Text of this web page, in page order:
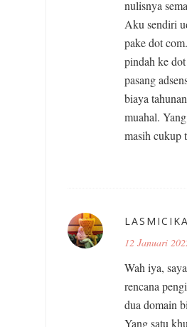
nulisnya
Aku sendiri
pake dot
pindah ke
pasang
biaya
muahal.
masih cukup
LASMICIKA
12 Januari
Wah iya,
rencana
dua domain
Yang satu